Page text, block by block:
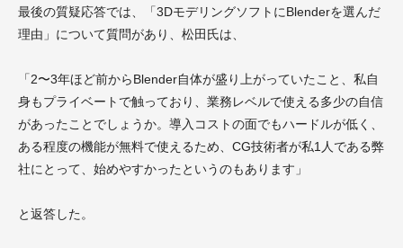
最後の質疑応答では、「3DモデリングソフトにBlenderを選んだ
理由」について質問があり、松田氏は、
「2〜3年ほど前からBlender自体が盛り上がっていたこと、私自
身もプライベートで触っており、業務レベルで使える多少の自信
があったことでしょうか。導入コストの面でもハードルが低く、
ある程度の機能が無料で使えるため、CG技術者が私1人である弊
社にとって、始めやすかったというのもあります」
と返答した。